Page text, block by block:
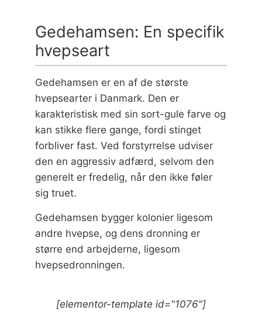
Gedehamsen: En specifik
hvepseart
Gedehamsen er en af de største
hvepsearter i Danmark. Den er
karakteristisk med sin sort-gule farve og
kan stikke flere gange, fordi stinget
forbliver fast. Ved forstyrrelse udviser
den en aggressiv adfærd, selvom den
generelt er fredelig, når den ikke føler
sig truet.
Gedehamsen bygger kolonier ligesom
andre hvepse, og dens dronning er
større end arbejderne, ligesom
hvepsedronningen.
[elementor-template id="1076"]